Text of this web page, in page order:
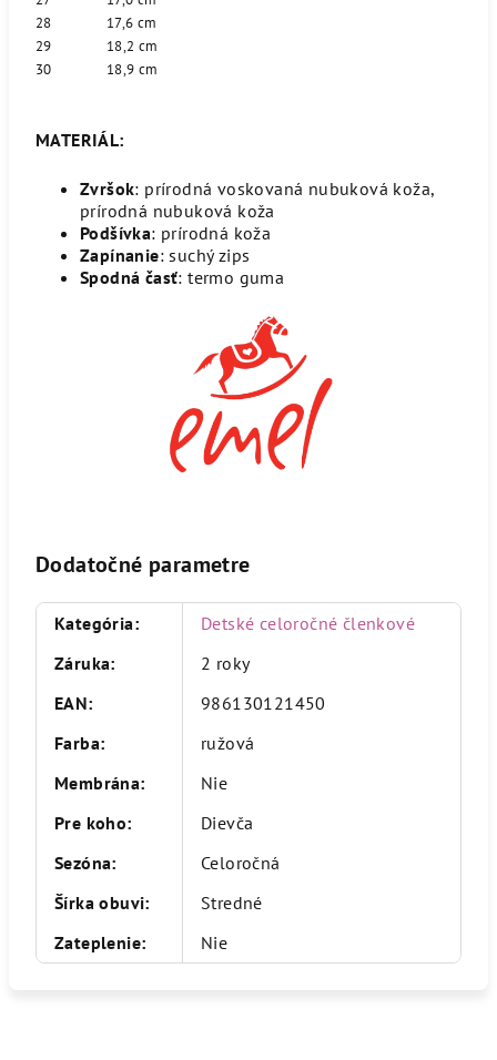
28
17,6 cm
29
18,2 cm
30
18,9 cm
MATERIÁL:
Zvršok: prírodná voskovaná nubuková koža,
prírodná nubuková koža
Podšívka: prírodná koža
Zapínanie: suchý zips
Spodná časť: termo guma
Dodatočné parametre
Kategória:
Detské celoročné členkové
Záruka:
2 roky
EAN:
986130121450
Farba:
ružová
Membrána:
Nie
Pre koho:
Dievča
Sezóna:
Celoročná
Šírka obuvi:
Stredné
Zateplenie: Nie